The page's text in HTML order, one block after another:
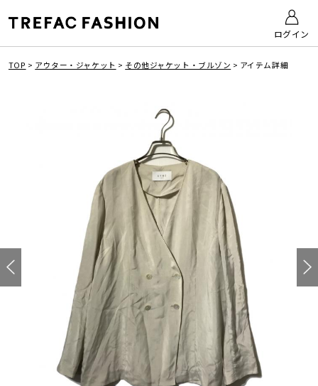
ログイン
TOP > アウター・ジャケット > その他ジャケット・ブルゾン > アイテム詳細